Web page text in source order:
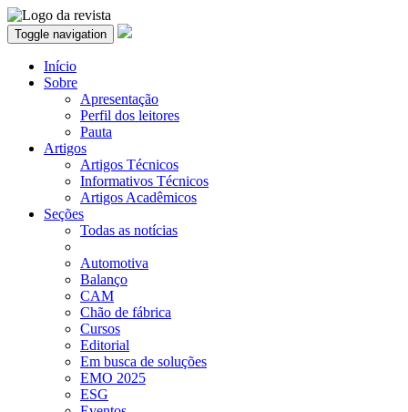
Toggle navigation
Início
Sobre
Apresentação
Perfil dos leitores
Pauta
Artigos
Artigos Técnicos
Informativos Técnicos
Artigos Acadêmicos
Seções
Todas as notícias
Automotiva
Balanço
CAM
Chão de fábrica
Cursos
Editorial
Em busca de soluções
EMO 2025
ESG